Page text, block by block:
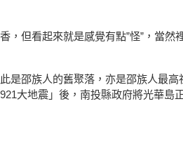
，但看起來就是感覺有點”怪”，當然
是邵族人的舊聚落，亦是邵族人最高
大地震」後，南投縣政府將光華島